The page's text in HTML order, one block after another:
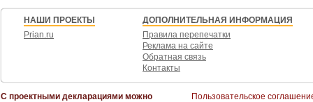
НАШИ ПРОЕКТЫ
Prian.ru
ДОПОЛНИТЕЛЬНАЯ ИНФОРМАЦИЯ
Правила перепечатки
Реклама на сайте
Обратная связь
Контакты
С проектными декларациями можно
Пользовательское